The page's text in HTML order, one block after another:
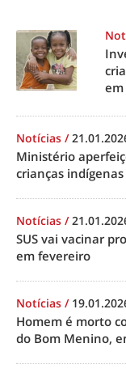
em
Notícias /
Ministério
crianças
Notícias /
SUS vai vacinar
em fevereiro
Notícias /
Homem é morto
do Bom Menino,